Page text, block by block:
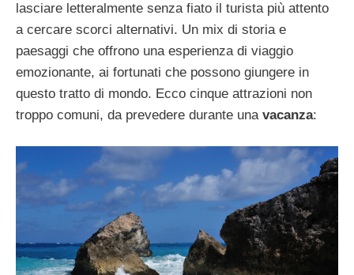
lasciare letteralmente senza fiato il turista più attento
a cercare scorci alternativi. Un mix di storia e
paesaggi che offrono una esperienza di viaggio
emozionante, ai fortunati che possono giungere in
questo tratto di mondo. Ecco cinque attrazioni non
troppo comuni, da prevedere durante una vacanza: